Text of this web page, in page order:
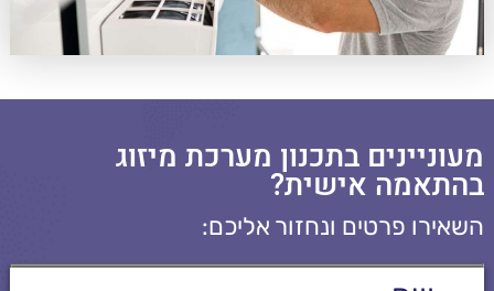
מעוניינים בתכנון מערכת מיזוג
בהתאמה אישית?
השאירו פרטים ונחזור אליכם: